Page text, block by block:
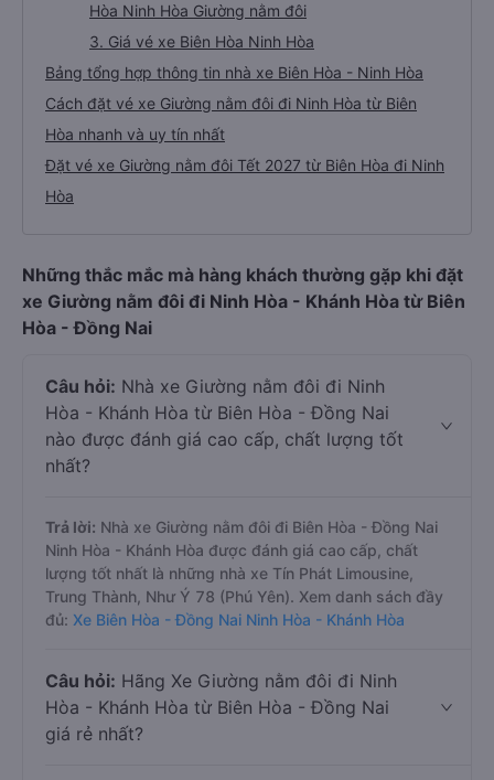
Hòa Ninh Hòa Giường nằm đôi
3. Giá vé xe Biên Hòa Ninh Hòa
Bảng tổng hợp thông tin nhà xe Biên Hòa - Ninh Hòa
Cách đặt vé xe Giường nằm đôi đi Ninh Hòa từ Biên
Hòa nhanh và uy tín nhất
Đặt vé xe Giường nằm đôi Tết 2027 từ Biên Hòa đi Ninh
Hòa
Những thắc mắc mà hàng khách thường gặp khi đặt
xe Giường nằm đôi đi Ninh Hòa - Khánh Hòa từ Biên
Hòa - Đồng Nai
Câu hỏi: Nhà xe Giường nằm đôi đi Ninh
Hòa - Khánh Hòa từ Biên Hòa - Đồng Nai
nào được đánh giá cao cấp, chất lượng tốt
nhất?
Trả lời: Nhà xe Giường nằm đôi đi Biên Hòa - Đồng Nai
Ninh Hòa - Khánh Hòa được đánh giá cao cấp, chất
lượng tốt nhất là những nhà xe Tín Phát Limousine,
Trung Thành, Như Ý 78 (Phú Yên). Xem danh sách đầy
đủ: Xe Biên Hòa - Đồng Nai Ninh Hòa - Khánh Hòa
Câu hỏi: Hãng Xe Giường nằm đôi đi Ninh
Hòa - Khánh Hòa từ Biên Hòa - Đồng Nai
giá rẻ nhất?